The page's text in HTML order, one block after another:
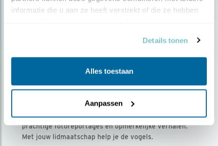
informatie die u aan ze heeft verstrekt of die ze hebben
Details tonen
Alles toestaan
Aanpassen
Ontvang 5 x Vogels voor € 36,00 per jaar
Vogels is het tijdschrift voor onze leden, met
prachtige fotoreportages en opmerkelijke verhalen.
Met jouw lidmaatschap help je de vogels.